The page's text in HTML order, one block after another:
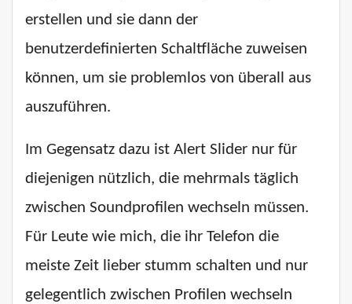
erstellen und sie dann der
benutzerdefinierten Schaltfläche zuweisen
können, um sie problemlos von überall aus
auszuführen.
Im Gegensatz dazu ist Alert Slider nur für
diejenigen nützlich, die mehrmals täglich
zwischen Soundprofilen wechseln müssen.
Für Leute wie mich, die ihr Telefon die
meiste Zeit lieber stumm schalten und nur
gelegentlich zwischen Profilen wechseln